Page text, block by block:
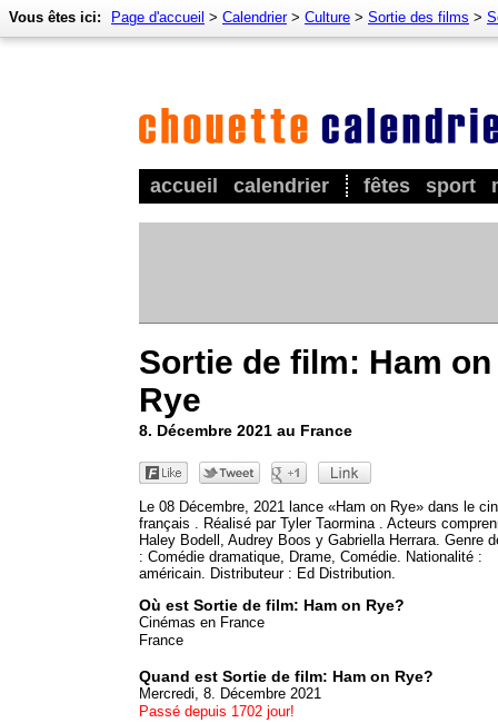
accueil calendrier fêtes sport
Vous êtes ici: Page d'accueil > Calendrier> Culture > Sortie des films >
Sortie de film: Ham on
Rye
8. Décembre 2021 au France
Le 08 Décembre, 2021 lance «Ham on Rye» dans le
français . Réalisé par Tyler Taormina . Acteurs
Haley Bodell, Audrey Boos y Gabriella Herrara. Genre
: Comédie dramatique, Drame, Comédie. Nationalité :
américain. Distributeur : Ed Distribution.
Où est Sortie de film: Ham on Rye?
Cinémas en France
France
Quand est Sortie de film: Ham on Rye?
Mercredi, 8. Décembre 2021
Passé depuis 1702 jour!